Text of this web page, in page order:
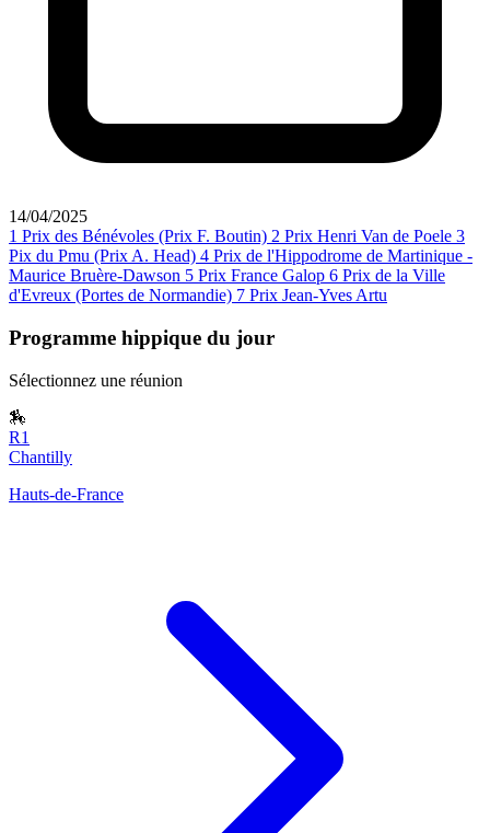
14/04/2025
1 Prix des Bénévoles (Prix F. Boutin) 2 Prix Henri Van de Poele 3
Pix du Pmu (Prix A. Head) 4 Prix de l'Hippodrome de Martinique -
Maurice Bruère-Dawson 5 Prix France Galop 6 Prix de la Ville
d'Evreux (Portes de Normandie) 7 Prix Jean-Yves Artu
Programme hippique du jour
Sélectionnez une réunion
🏇
R1
Chantilly
Hauts-de-France